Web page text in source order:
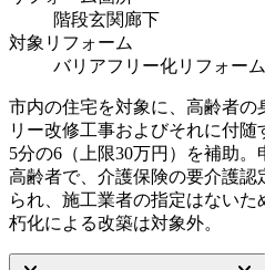
階段玄関廊下
対象リフォーム
バリアフリー化リフォーム
市内の住宅を対象に、高齢者の
リー改修工事およびそれに付
5分の6（上限30万円）を補助
高齢者で、介護保険の要介護
られ、施工業者の指定はない
朽化による改築は対象外。